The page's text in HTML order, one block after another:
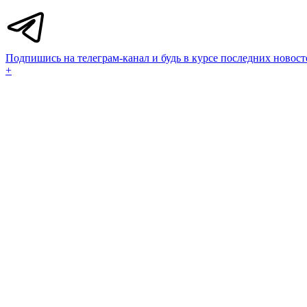
Подпишись на телеграм-канал и будь в курсе последних
+